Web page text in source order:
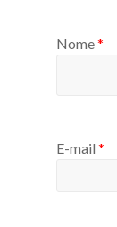
Nome*
E-mail *